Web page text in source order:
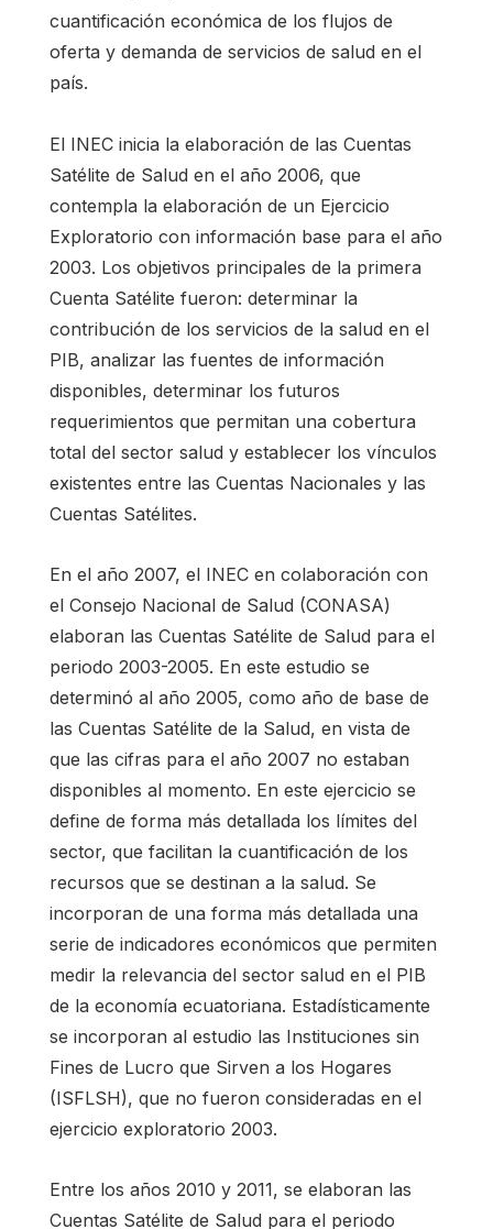
cuantificación económica de los flujos de
oferta y demanda de servicios de salud en el
país.
El INEC inicia la elaboración de las Cuentas
Satélite de Salud en el año 2006, que
contempla la elaboración de un Ejercicio
Exploratorio con información base para el año
2003. Los objetivos principales de la primera
Cuenta Satélite fueron: determinar la
contribución de los servicios de la salud en el
PIB, analizar las fuentes de información
disponibles, determinar los futuros
requerimientos que permitan una cobertura
total del sector salud y establecer los vínculos
existentes entre las Cuentas Nacionales y las
Cuentas Satélites.
En el año 2007, el INEC en colaboración con
el Consejo Nacional de Salud (CONASA)
elaboran las Cuentas Satélite de Salud para el
periodo 2003-2005. En este estudio se
determinó al año 2005, como año de base de
las Cuentas Satélite de la Salud, en vista de
que las cifras para el año 2007 no estaban
disponibles al momento. En este ejercicio se
define de forma más detallada los límites del
sector, que facilitan la cuantificación de los
recursos que se destinan a la salud. Se
incorporan de una forma más detallada una
serie de indicadores económicos que permiten
medir la relevancia del sector salud en el PIB
de la economía ecuatoriana. Estadísticamente
se incorporan al estudio las Instituciones sin
Fines de Lucro que Sirven a los Hogares
(ISFLSH), que no fueron consideradas en el
ejercicio exploratorio 2003.
Entre los años 2010 y 2011, se elaboran las
Cuentas Satélite de Salud para el periodo